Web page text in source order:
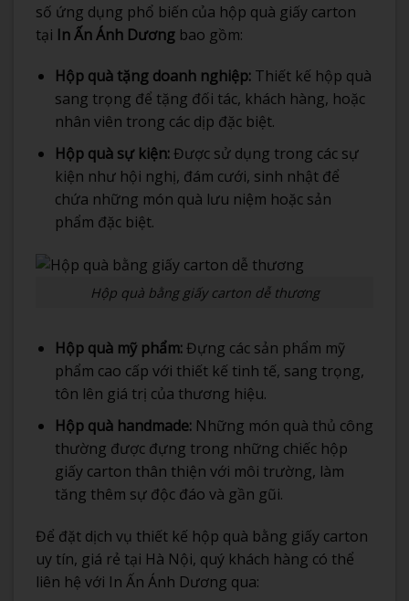
số ứng dụng phổ biến của hộp quà giấy carton
tại In Ấn Ánh Dương bao gồm:
Hộp quà tặng doanh nghiệp:Thiết kế hộp quà
sang trọng để tặng đối tác, khách hàng, hoặc
nhân viên trong các dịp đặc biệt.
Hộp quà sự kiện:Được sử dụng trong các sự
kiện như hội nghị, đám cưới, sinh nhật để
chứa những món quà lưu niệm hoặc sản
phẩm đặc biệt.
Hộp quà bằng giấy carton dễ thương
Hộp quà mỹ phẩm:Đựng các sản phẩm mỹ
phẩm cao cấp với thiết kế tinh tế, sang trọng,
tôn lên giá trị của thương hiệu.
Hộp quà handmade:Những món quà thủ công
thường được đựng trong những chiếc hộp
giấy carton thân thiện với môi trường, làm
tăng thêm sự độc đáo và gần gũi.
Để đặt dịch vụ thiết kế hộp quà bằng giấy carton
uy tín, giá rẻ tại Hà Nội, quý khách hàng có thể
liên hệ với In Ấn Ánh Dương qua: